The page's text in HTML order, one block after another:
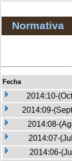
Normativa
Fecha
2014:10-
2014:09-
2014:08-
2014:07-
2014:06-